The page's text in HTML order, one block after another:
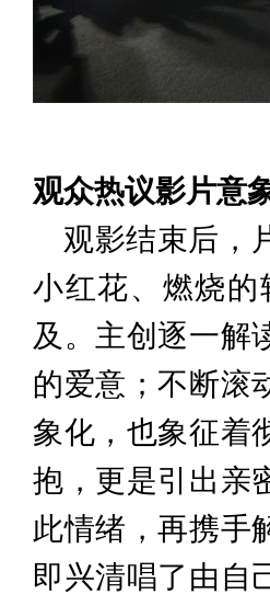
观众热议影片意
观影结束后，
小红花、燃烧
及。主创逐一解
的爱意；不断滚
象化，也象征着
抱，更是引出亲
此情绪，再携手
即兴清唱了由自